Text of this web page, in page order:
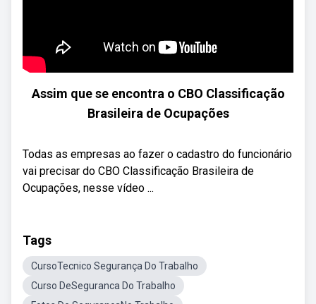
Assim que se encontra o CBO Classificação
Brasileira de Ocupações
Todas as empresas ao fazer o cadastro do funcionário
vai precisar do CBO Classificação Brasileira de
Ocupações, nesse vídeo ...
Tags
CursoTecnico Segurança Do Trabalho
Curso DeSeguranca Do Trabalho